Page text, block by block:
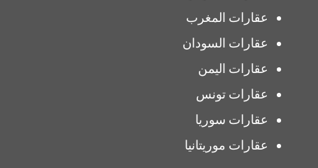
عقارات المغرب
عقارات السودان
عقارات اليمن
عقارات تونس
عقارات سوريا
عقارات موريتانيا